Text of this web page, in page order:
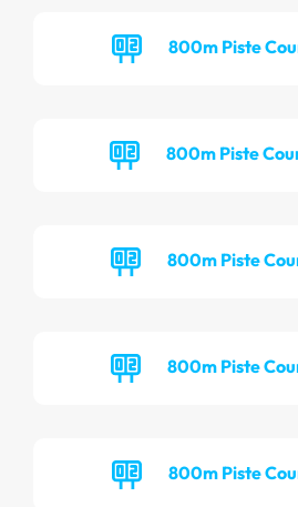
800m Piste
800m Piste
800m Piste
800m Piste
800m Piste